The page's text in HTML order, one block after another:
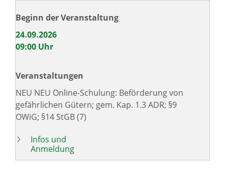
24.09.2026
09:00 Uhr
NEU NEU Online-Schulung: Beförderung von
gefährlichen Gütern; gem. Kap. 1.3 ADR; §9
OWiG; §14 StGB (7)
Infos und
Anmeldung